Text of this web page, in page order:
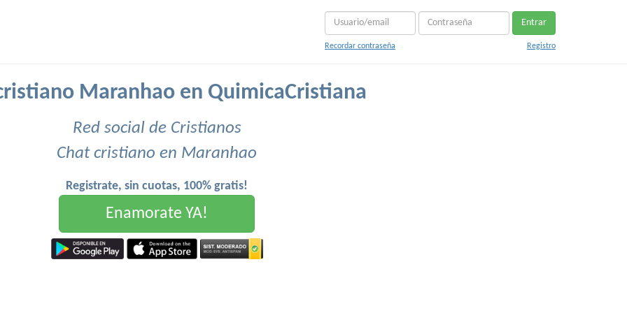
Entrar
Recordar contraseña Registro
Maranhao en QuimicaCristiana
Red social de Cristianos
Chat cristiano en Maranhao
Registrate, sin cuotas, 100% gratis!
Enamorate YA!